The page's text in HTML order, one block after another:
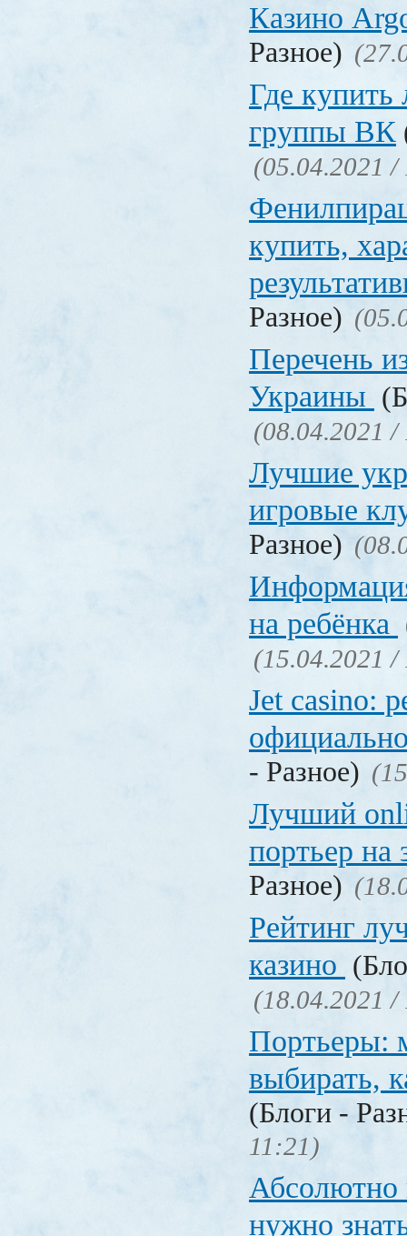
Казино
Разное)
Где купить
группы ВК
(05.04.2021 /
купить,
Разное)
Перечень
Украины
(08.04.2021 /
Лучшие
игровые
Разное)
на ребёнка
(15.04.2021 /
Jet casino:
- Разное)
Лучший
портьер на
Разное)
Рейтинг
казино
(18.04.2021 /
Портьеры:
выбирать,
(Блоги -
11:21)
Абсолютно
нужно